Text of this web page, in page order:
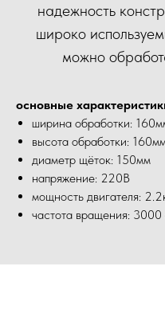
надежность
широко
можно
основные
ширина обработки:
высота обработки:
диаметр щёток: 150мм
напряжение: 220В
мощность двигателя:
частота вращения: 3000